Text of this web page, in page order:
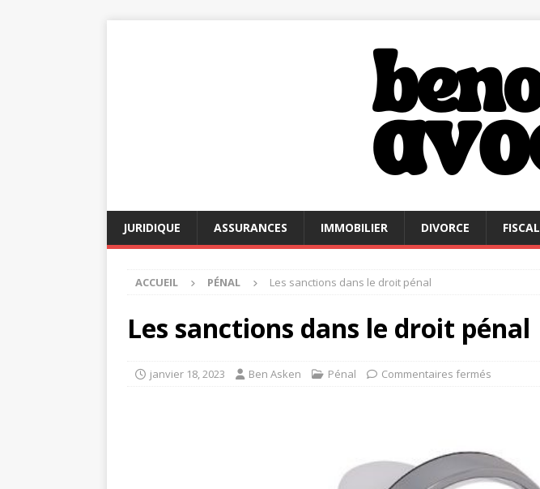
JURIDIQUE ASSURANCES IMMOBILIER DIVORCE FISCAL
ACCUEIL PÉNAL Les sanctions dans le droit pénal
Les sanctions dans le droit pénal
janvier 18, 2023 Ben Asken Pénal Commentaires fermés